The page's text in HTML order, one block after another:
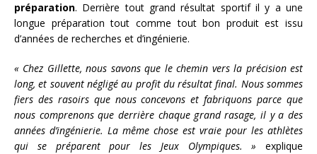
préparation. Derrière tout grand résultat sportif il y a une
longue préparation tout comme tout bon produit est issu
d’années de recherches et d’ingénierie.
« Chez Gillette, nous savons que le chemin vers la précision est
long, et souvent négligé au profit du résultat final. Nous sommes
fiers des rasoirs que nous concevons et fabriquons parce que
nous comprenons que derrière chaque grand rasage, il y a des
années d’ingénierie. La même chose est vraie pour les athlètes
qui se préparent pour les Jeux Olympiques. » explique